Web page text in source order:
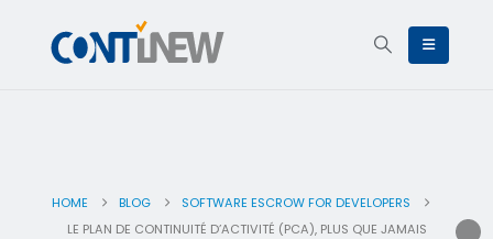
HOME BLOG
SOFTWARE ESCROW FOR DEVELOPERS
LE PLAN DE CONTINUITÉ D’ACTIVITÉ (PCA), PLUS QUE JAMAIS